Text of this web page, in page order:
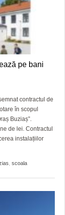
pe bani
contractul de
în scopul
Buziaș”.
de lei. Contractul
instalațiilor
scoala